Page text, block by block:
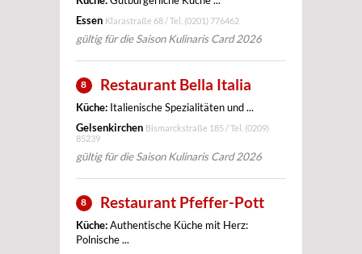
Essen Klarastraße 68 / Tel. (0201) 776462
gültig für die Saison Kulinaris Card 2026
8 Restaurant Bella Italia
Küche: Italienische Spezialitäten und ...
Gelsenkirchen Bismarckstraße 185 / Tel. (0209)
85239
gültig für die Saison Kulinaris Card 2026
8 Restaurant Pfeffer-Pott
Küche:Authentische Küche mit Herz:
Polnische ...